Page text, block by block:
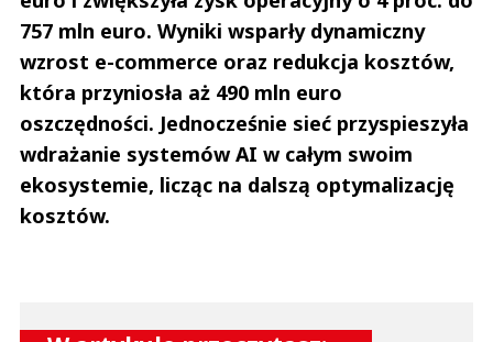
757 mln euro. Wyniki wsparły dynamiczny
wzrost e-commerce oraz redukcja kosztów,
która przyniosła aż 490 mln euro
oszczędności. Jednocześnie sieć przyspieszyła
wdrażanie systemów AI w całym swoim
ekosystemie, licząc na dalszą optymalizację
kosztów.